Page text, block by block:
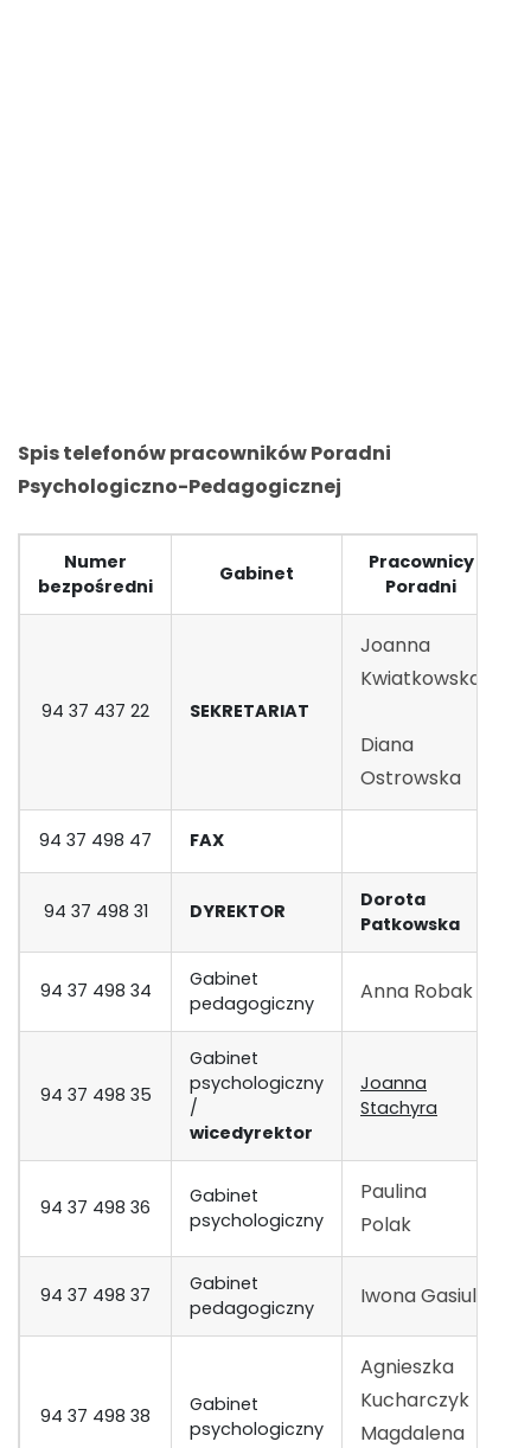
Spis telefonów pracowników Poradni
Psychologiczno-Pedagogicznej
Numer
bezpośredni
Gabinet
Pracownicy
Poradni
94 37 437 22 SEKRETARIAT
Joanna
Kwiatkowska
Diana
Ostrowska
94 37 498 47 FAX
94 37 498 31 DYREKTOR
Dorota
Patkowska
94 37 498 34
Gabinet
pedagogiczny
Anna Robak
94 37 498 35
Gabinet
psychologiczny
/
wicedyrektor
Joanna
Stachyra
94 37 498 36
Gabinet
psychologiczny
Paulina
Polak
94 37 498 37
Gabinet
pedagogiczny
Iwona Gasiul
94 37 498 38
Gabinet
psychologiczny
Agnieszka
Kucharczyk
Magdalena